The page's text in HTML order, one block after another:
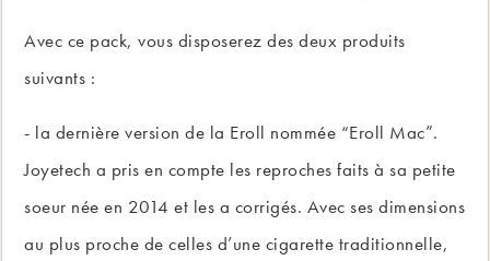
Avec ce pack, vous disposerez des deux produits
suivants :
- la dernière version de la Eroll nommée “Eroll Mac”.
Joyetech a pris en compte les reproches faits à sa petite
soeur née en 2014 et les a corrigés. Avec ses dimensions
au plus proche de celles d’une cigarette traditionnelle,